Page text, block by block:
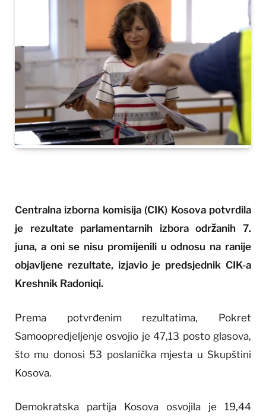
Centralna izborna komisija (CIK) Kosova potvrdila
je rezultate parlamentarnih izbora održanih 7.
juna, a oni se nisu promijenili u odnosu na ranije
objavljene rezultate, izjavio je predsjednik CIK-a
Kreshnik Radoniqi.
Prema potvrđenim rezultatima, Pokret
Samoopredjeljenje osvojio je 47,13 posto glasova,
što mu donosi 53 poslanička mjesta u Skupštini
Kosova.
Demokratska partija Kosova osvojila je 19,44